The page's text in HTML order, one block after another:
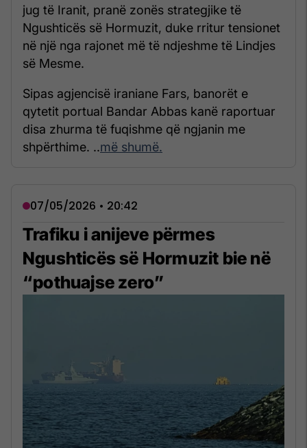
jug të Iranit, pranë zonës strategjike të
Ngushticës së Hormuzit, duke rritur tensionet
në një nga rajonet më të ndjeshme të Lindjes
së Mesme.
Sipas agjencisë iraniane Fars, banorët e
qytetit portual Bandar Abbas kanë raportuar
disa zhurma të fuqishme që ngjanin me
shpërthime. ..më shumë.
07/05/2026 • 20:42
Trafiku i anijeve përmes
Ngushticës së Hormuzit bie në
“pothuajse zero”